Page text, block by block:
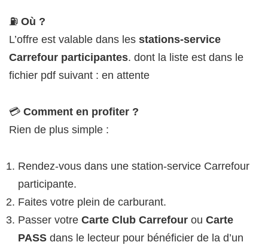
⛽ Où ?
L’offre est valable dans les stations-service
Carrefour participantes. dont la liste est dans le
fichier pdf suivant : en attente
💳 Comment en profiter ?
Rien de plus simple :
Rendez-vous dans une station-service Carrefour
participante.
Faites votre plein de carburant.
Passer votre Carte Club Carrefour ou Carte
PASS dans le lecteur pour bénéficier de la d’un